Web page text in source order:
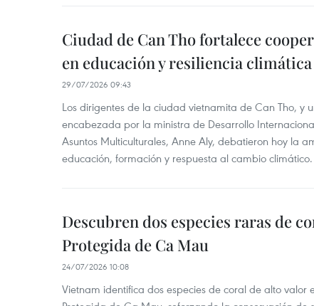
Ciudad de Can Tho fortalece
en educación y resiliencia climática
29/07/2026 09:43
Los dirigentes de la ciudad vietnamita de Can Tho, y
encabezada por la ministra de Desarrollo
Asuntos Multiculturales, Anne Aly, debatieron hoy la
educación, formación y respuesta al cambio climático.
Descubren dos especies raras de
Protegida de Ca Mau
24/07/2026 10:08
Vietnam identifica dos especies de coral de alto valor